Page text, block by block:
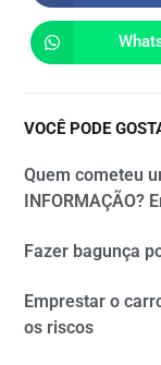
VOCÊ PODE
Quem cometeu
INFORMAÇÃO?
Fazer bagunça
Emprestar o
os riscos